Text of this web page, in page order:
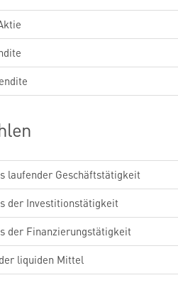
laufender Geschäftstätigkeit
der Investitionstätigkeit
der Finanzierungstätigkeit
liquiden Mittel